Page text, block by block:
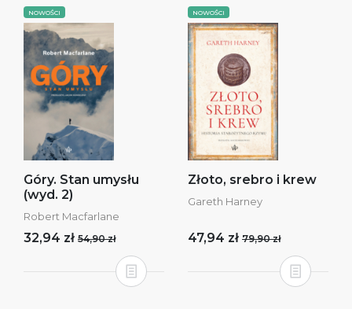
NOWOŚCI
Góry. Stan umysłu
(wyd. 2)
Robert Macfarlane
32,94 zł 54,90 zł
NOWOŚCI
Złoto, srebro i krew
Gareth Harney
47,94 zł 79,90 zł